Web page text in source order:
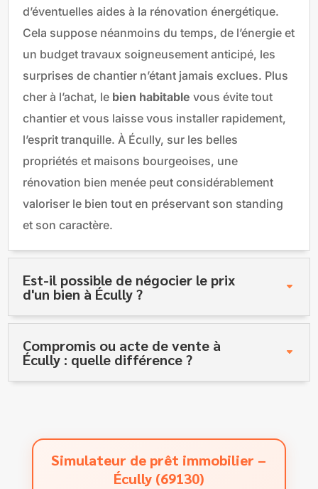
d’éventuelles aides à la rénovation énergétique.
Cela suppose néanmoins du temps, de l’énergie et
un budget travaux soigneusement anticipé, les
surprises de chantier n’étant jamais exclues. Plus
cher à l’achat, le bien habitable vous évite tout
chantier et vous laisse vous installer rapidement,
l’esprit tranquille. À Écully, sur les belles
propriétés et maisons bourgeoises, une
rénovation bien menée peut considérablement
valoriser le bien tout en préservant son standing
et son caractère.
Est-il possible de négocier le prix
d'un bien à Écully ?
Compromis ou acte de vente à
Écully : quelle différence ?
Simulateur de prêt immobilier –
Écully (69130)